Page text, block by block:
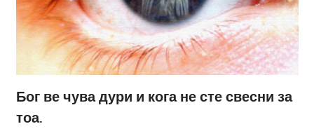
Бог ве чува дури и кога не сте свесни за
тоа.